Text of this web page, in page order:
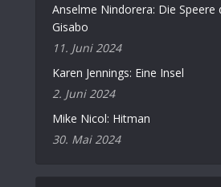
Anselme Nindorera: Die Speere
Gisabo
11. Juni 2024
Karen Jennings: Eine Insel
2. Juni 2024
Mike Nicol: Hitman
30. Mai 2024